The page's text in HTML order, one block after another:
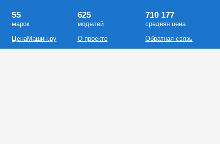
55
марок
ЦенаМашин.ру
625
моделей
О проекте
710 177
средняя цена
Обратная связь